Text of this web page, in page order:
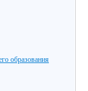
образования